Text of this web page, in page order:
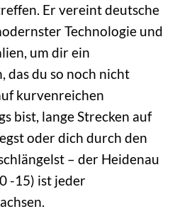
Er vereint deutsche
Technologie und
um dir ein
das du so noch nicht
kurvenreichen
bist, lange Strecken auf
oder dich durch den
– der Heidenau
-15) ist jeder